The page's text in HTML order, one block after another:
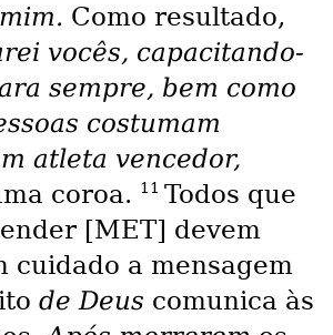
Como resultado,
vocês, capacitando-
sempre, bem como
costumam
atleta vencedor,
coroa. 11 Todos que
[MET] devem
cuidado a mensagem
de Deus comunica às